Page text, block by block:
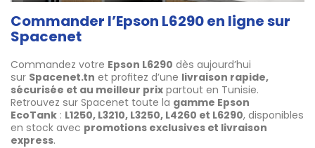
Commander l’Epson L6290 en ligne sur
Spacenet
Commandez votre Epson L6290 dès aujourd’hui
sur Spacenet.tn et profitez d’une livraison rapide,
sécurisée et au meilleur prix partout en Tunisie.
Retrouvez sur Spacenet toute la gamme Epson
EcoTank : L1250, L3210, L3250, L4260 et L6290, disponibles
en stock avec promotions exclusives et livraison
express.